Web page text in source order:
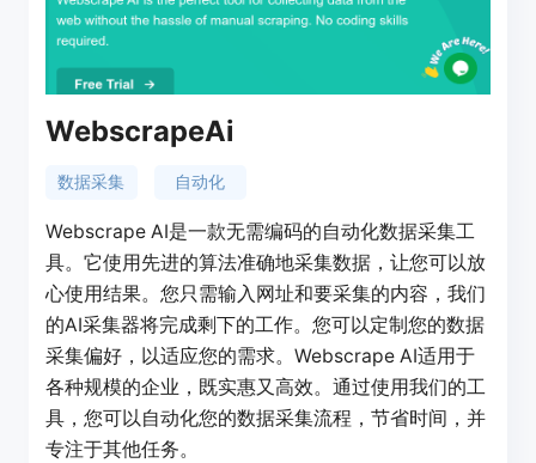
WebscrapeAi
数据采集 自动化
Webscrape AI是一款无需编码的自动化数据采集工
具。它使用先进的算法准确地采集数据，让您可以放
心使用结果。您只需输入网址和要采集的内容，我们
的AI采集器将完成剩下的工作。您可以定制您的数据
采集偏好，以适应您的需求。Webscrape AI适用于
各种规模的企业，既实惠又高效。通过使用我们的工
具，您可以自动化您的数据采集流程，节省时间，并
专注于其他任务。